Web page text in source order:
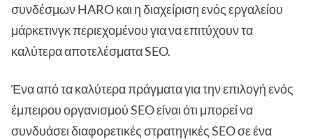
συνδέσμων HARO και η διαχείριση ενός εργαλείου
μάρκετινγκ περιεχομένου για να επιτύχουν τα
καλύτερα αποτελέσματα SEO.
Ένα από τα καλύτερα πράγματα για την επιλογή ενός
έμπειρου οργανισμού SEO είναι ότι μπορεί να
συνδυάσει διαφορετικές στρατηγικές SEO σε ένα